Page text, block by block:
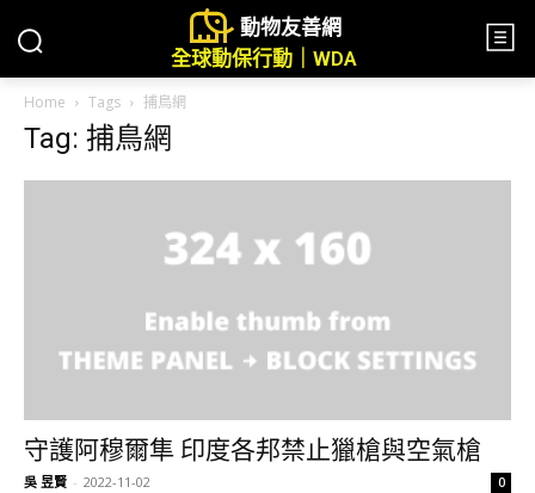
動物友善網
全球動保行動｜WDA
Home Tags 捕鳥網
Tag: 捕鳥網
守護阿穆爾隼 印度各邦禁止獵槍與空氣槍
吳 昱賢 - 2022-11-02 0